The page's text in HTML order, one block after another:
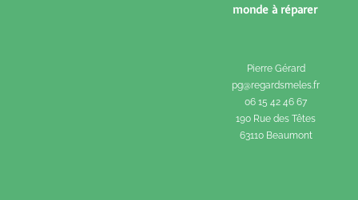
Pierre Gérard
pg@regardsmeles.fr
06 15 42 46 67
190 Rue des Têtes
63110 Beaumont
monde à réparer